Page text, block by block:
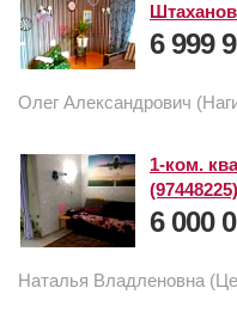
6 999
Олег Александрович
1-ком.
(97448225)
6 000
Наталья Владленовна